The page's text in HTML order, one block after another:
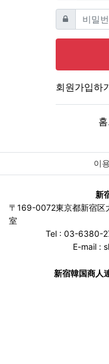
비밀번호필
회원가입하
이
新
〒169-0072東京都新宿区
室
Tel : 03-6380-
E-mail :
新宿韓国商人